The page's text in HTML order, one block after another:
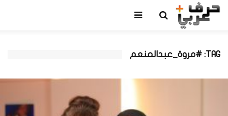
TAG: #مروة_عبدالمنعم